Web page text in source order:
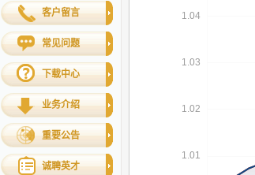
客户留言
常见问题
下载中心
业务介绍
重要公告
诚聘英才